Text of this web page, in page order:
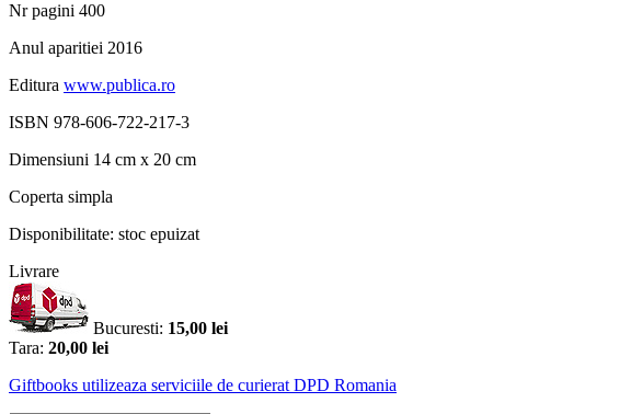
Nr pagini 400
Anul aparitiei 2016
Editura www.publica.ro
ISBN 978-606-722-217-3
Dimensiuni 14 cm x 20 cm
Coperta simpla
Disponibilitate: stoc epuizat
Livrare
Bucuresti: 15,00 lei
Tara: 20,00 lei
Giftbooks utilizeaza serviciile de curierat DPD Romania